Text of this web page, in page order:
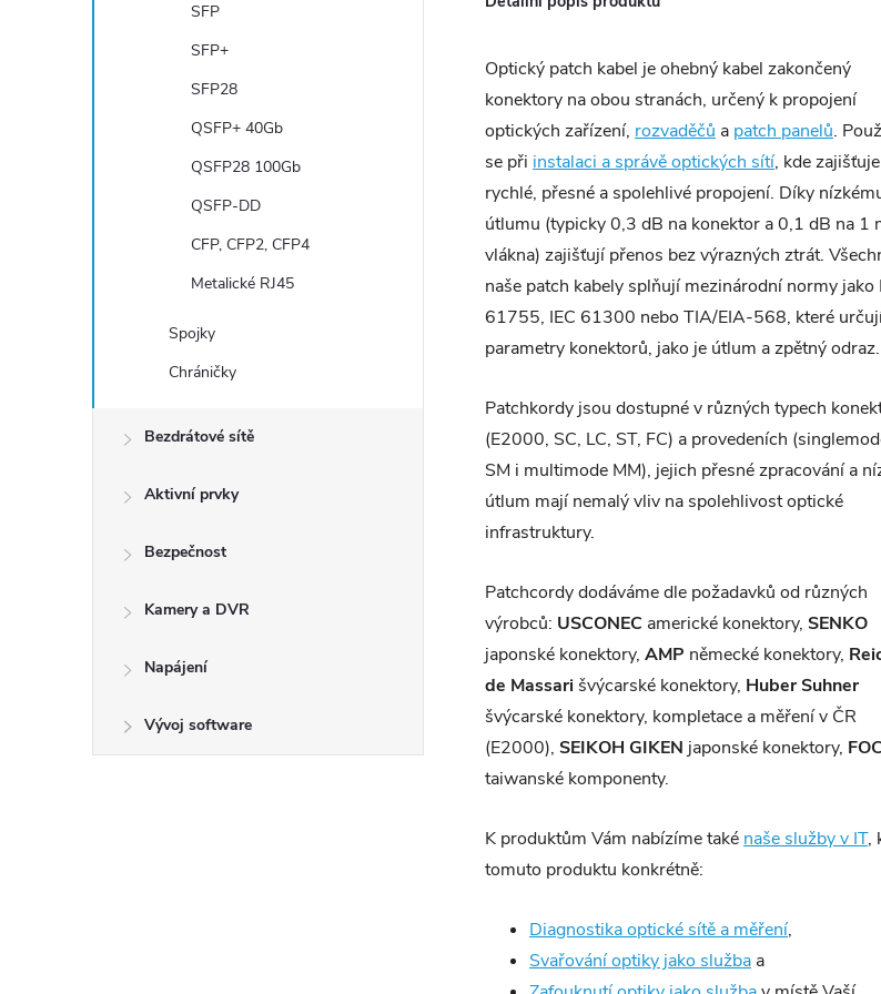
SFP
SFP+
SFP28
QSFP+ 40Gb
QSFP28 100Gb
QSFP-DD
CFP, CFP2, CFP4
Metalické RJ45
Spojky
Chráničky
Bezdrátové sítě
Aktivní prvky
Bezpečnost
Kamery a DVR
Napájení
Vývoj software
Optický patch kabel je ohebný kabel zakončený
konektory na obou stranách, určený k propojení
optických zařízení, rozvaděčů a patch panelů.
se při instalaci a správě optických sítí, kde zajišťuje
rychlé, přesné a spolehlivé propojení. Díky
útlumu (typicky 0,3 dB na konektor a 0,1 dB na 1
vlákna) zajišťují přenos bez výrazných ztrát.
naše patch kabely splňují mezinárodní normy jako
61755, IEC 61300 nebo TIA/EIA-568, které
parametry konektorů, jako je útlum a zpětný odraz.
Patchkordy jsou dostupné v různých typech
(E2000, SC, LC, ST, FC) a provedeních
SM i multimode MM), jejich přesné zpracování a
útlum mají nemalý vliv na spolehlivost optické
infrastruktury.
Patchcordy dodáváme dle požadavků od různých
výrobců: USCONEC americké konektory, SENKO
japonské konektory, AMP německé konektory,
de Massari švýcarské konektory, Huber Suhner
švýcarské konektory, kompletace a měření v ČR
(E2000), SEIKOH GIKEN japonské konektory,
taiwanské komponenty.
K produktům Vám nabízíme také naše služby v IT,
tomuto produktu konkrétně:
Diagnostika optické sítě a měření,
Svařování optiky jako služba a